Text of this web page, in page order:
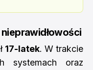
17-latek. W trakcie
systemach oraz